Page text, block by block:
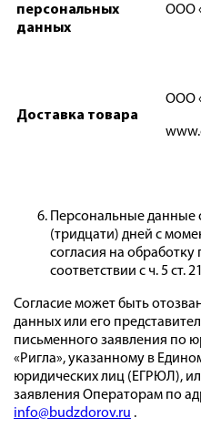
персональных
данных
ООО
Доставка товара
ООО
Персональные данные
(тридцати) дней с
согласия на
соответствии с ч. 5 ст.
Согласие может быть
данных или его
письменного заявления по
«Ригла», указанному в
юридических лиц (ЕГРЮЛ),
заявления Операторам по
info@budzdorov.ru .